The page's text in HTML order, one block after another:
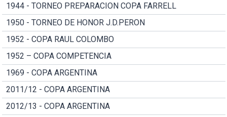
1944 - TORNEO PREPARACION COPA FARRELL
1950 - TORNEO DE HONOR J.D.PERON
1952 - COPA RAUL COLOMBO
1952 – COPA COMPETENCIA
1969 - COPA ARGENTINA
2011/12 - COPA ARGENTINA
2012/13 - COPA ARGENTINA